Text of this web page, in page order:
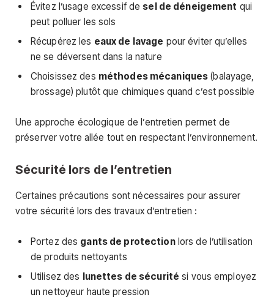
Évitez l’usage excessif de sel de déneigement qui
peut polluer les sols
Récupérez les eaux de lavage pour éviter qu’elles
ne se déversent dans la nature
Choisissez des méthodes mécaniques (balayage,
brossage) plutôt que chimiques quand c’est possible
Une approche écologique de l’entretien permet de
préserver votre allée tout en respectant l’environnement.
Sécurité lors de l’entretien
Certaines précautions sont nécessaires pour assurer
votre sécurité lors des travaux d’entretien :
Portez des gants de protectionlors de l’utilisation
de produits nettoyants
Utilisez des lunettes de sécurité si vous employez
un nettoyeur haute pression